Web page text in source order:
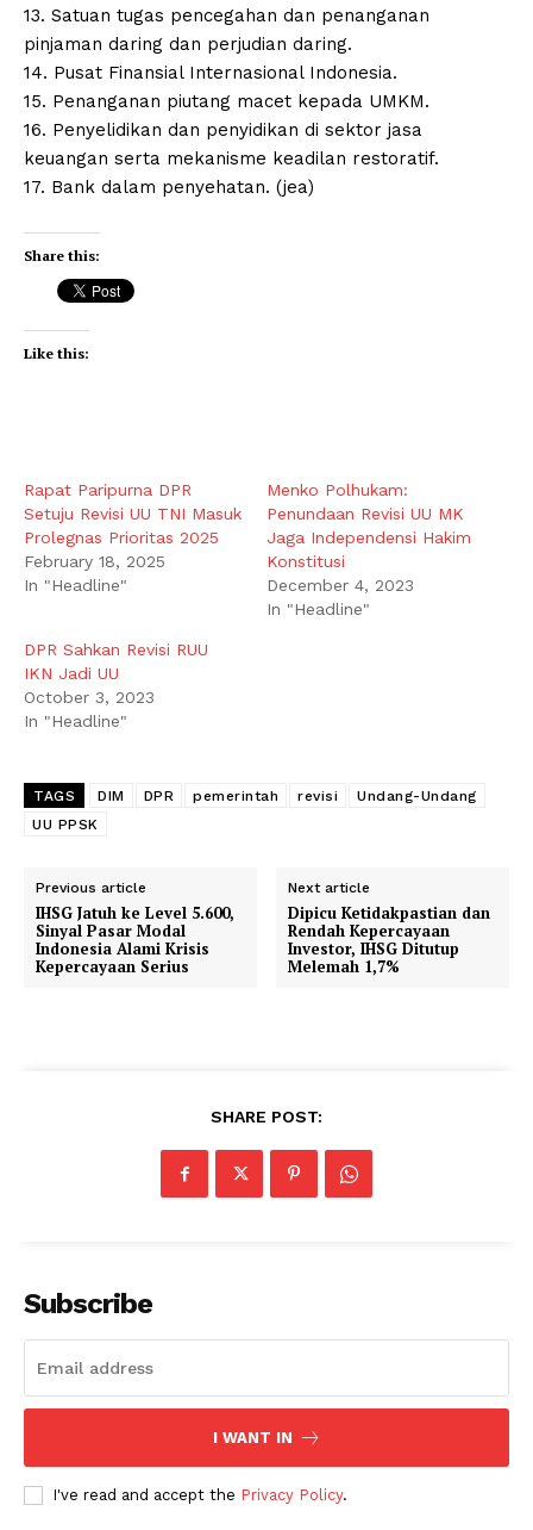
13.⁠ ⁠Satuan tugas pencegahan dan penanganan
pinjaman daring dan perjudian daring.
14.⁠ ⁠Pusat Finansial Internasional Indonesia.
15.⁠ ⁠Penanganan piutang macet kepada UMKM.
16. Penyelidikan dan penyidikan di sektor jasa
keuangan serta mekanisme keadilan restoratif.
17. Bank dalam penyehatan. (jea)
Share this:
Like this:
Rapat Paripurna DPR
Setuju Revisi UU TNI Masuk
Prolegnas Prioritas 2025
February 18, 2025
In "Headline"
Menko Polhukam:
Penundaan Revisi UU MK
Jaga Independensi Hakim
Konstitusi
December 4, 2023
In "Headline"
DPR Sahkan Revisi RUU
IKN Jadi UU
October 3, 2023
In "Headline"
TAGS DIM DPR pemerintah revisi
Undang-Undang
UU PPSK
Previous article
IHSG Jatuh ke Level 5.600,
Sinyal Pasar Modal
Indonesia Alami Krisis
Kepercayaan Serius
Next article
Dipicu Ketidakpastian dan
Rendah Kepercayaan
Investor, IHSG Ditutup
Melemah 1,7%
SHARE POST:
Subscribe
I WANT IN
I've read and accept the Privacy Policy.